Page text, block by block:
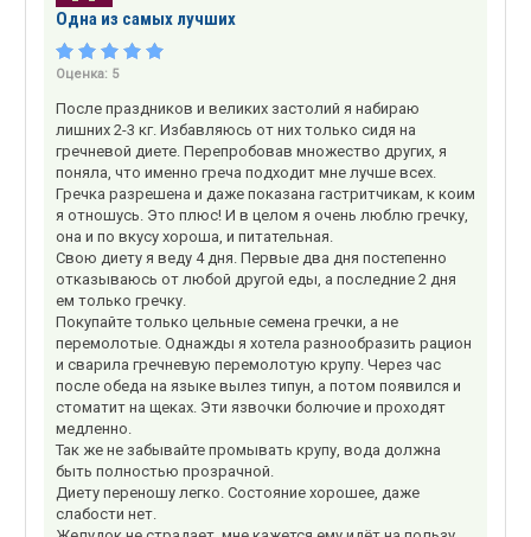
Одна из самых лучших
Оценка: 5
После праздников и великих застолий я набираю
лишних 2-3 кг. Избавляюсь от них только сидя на
гречневой диете. Перепробовав множество других, я
поняла, что именно греча подходит мне лучше всех.
Гречка разрешена и даже показана гастритчикам, к коим
я отношусь. Это плюс! И в целом я очень люблю гречку,
она и по вкусу хороша, и питательная.
Свою диету я веду 4 дня. Первые два дня постепенно
отказываюсь от любой другой еды, а последние 2 дня
ем только гречку.
Покупайте только цельные семена гречки, а не
перемолотые. Однажды я хотела разнообразить рацион
и сварила гречневую перемолотую крупу. Через час
после обеда на языке вылез типун, а потом появился и
стоматит на щеках. Эти язвочки болючие и проходят
медленно.
Так же не забывайте промывать крупу, вода должна
быть полностью прозрачной.
Диету переношу легко. Состояние хорошее, даже
слабости нет.